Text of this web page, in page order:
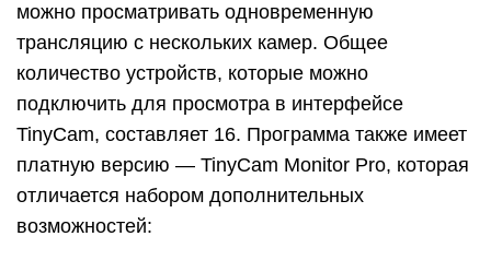
можно просматривать одновременную
трансляцию с нескольких камер. Общее
количество устройств, которые можно
подключить для просмотра в интерфейсе
TinyCam, составляет 16. Программа также имеет
платную версию — TinyCam Monitor Pro, которая
отличается набором дополнительных
возможностей: